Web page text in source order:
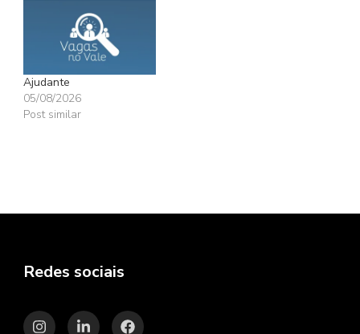
Ajudante
05/08/2026
Post similar
Redes sociais